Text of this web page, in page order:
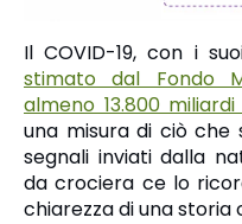
Il COVID-19, con i
stimato dal Fondo
almeno 13.800
una misura di ciò che
segnali inviati dalla
da crociera ce lo
chiarezza di una storia